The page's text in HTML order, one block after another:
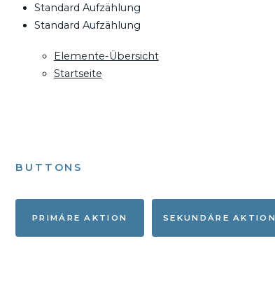
Standard Aufzählung
Standard Aufzählung
Elemente-Übersicht
Startseite
BUTTONS
PRIMÄRE AKTION SEKUNDÄRE AKTION